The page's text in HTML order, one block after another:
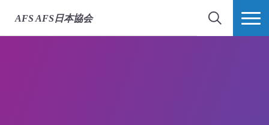
AFS AFS日本協会
検索 MORE